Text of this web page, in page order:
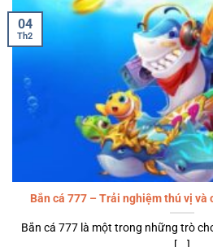
Bắn cá 777 – Trải nghiệm thú vị và
Bắn cá 777 là một trong những trò
04
Th2